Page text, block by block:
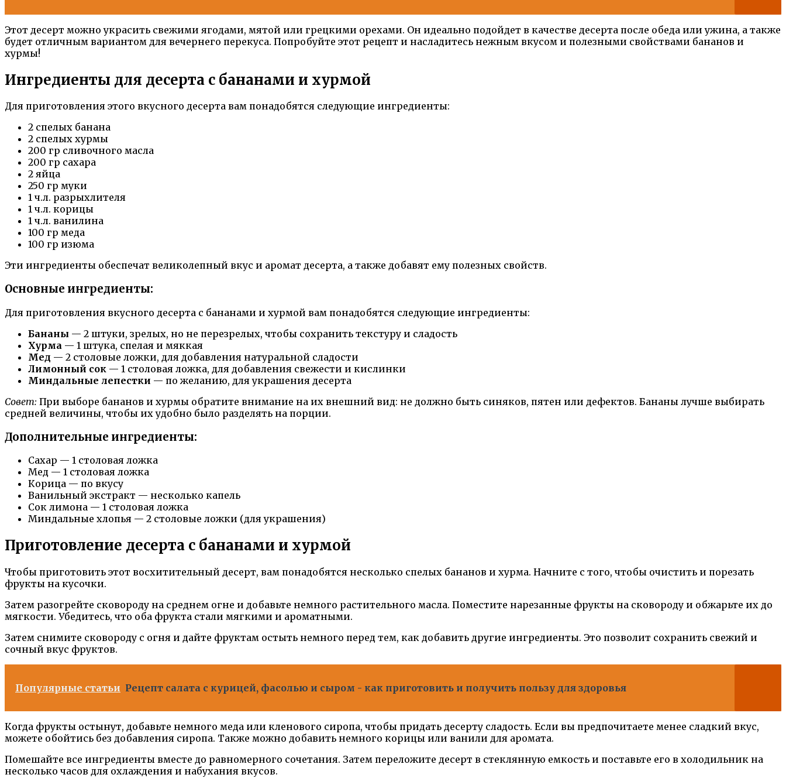
Этот десерт можно украсить свежими ягодами, мятой или грецкими орехами. Он идеально подойдет в качестве десерта после обеда или ужина, а также
будет отличным вариантом для вечернего перекуса. Попробуйте этот рецепт и насладитесь нежным вкусом и полезными свойствами бананов и
хурмы!
Ингредиенты для десерта с бананами и хурмой
Для приготовления этого вкусного десерта вам понадобятся следующие ингредиенты:
2 спелых банана
2 спелых хурмы
200 гр сливочного масла
200 гр сахара
2 яйца
250 гр муки
1 ч.л. разрыхлителя
1 ч.л. корицы
1 ч.л. ванилина
100 гр меда
100 гр изюма
Эти ингредиенты обеспечат великолепный вкус и аромат десерта, а также добавят ему полезных свойств.
Основные ингредиенты:
Для приготовления вкусного десерта с бананами и хурмой вам понадобятся следующие ингредиенты:
Бананы — 2 штуки, зрелых, но не перезрелых, чтобы сохранить текстуру и сладость
Хурма — 1 штука, спелая и мяккая
Мед — 2 столовые ложки, для добавления натуральной сладости
Лимонный сок — 1 столовая ложка, для добавления свежести и кислинки
Миндальные лепестки — по желанию, для украшения десерта
Совет: При выборе бананов и хурмы обратите внимание на их внешний вид: не должно быть синяков, пятен или дефектов. Бананы лучше выбирать
средней величины, чтобы их удобно было разделять на порции.
Дополнительные ингредиенты:
Сахар — 1 столовая ложка
Мед — 1 столовая ложка
Корица — по вкусу
Ванильный экстракт — несколько капель
Сок лимона — 1 столовая ложка
Миндальные хлопья — 2 столовые ложки (для украшения)
Приготовление десерта с бананами и хурмой
Чтобы приготовить этот восхитительный десерт, вам понадобятся несколько спелых бананов и хурма. Начните с того, чтобы очистить и порезать
фрукты на кусочки.
Затем разогрейте сковороду на среднем огне и добавьте немного растительного масла. Поместите нарезанные фрукты на сковороду и обжарьте их до
мягкости. Убедитесь, что оба фрукта стали мягкими и ароматными.
Затем снимите сковороду с огня и дайте фруктам остыть немного перед тем, как добавить другие ингредиенты. Это позволит сохранить свежий и
сочный вкус фруктов.
Популярные статьи Рецепт салата с курицей, фасолью и сыром - как приготовить и получить пользу для здоровья
Когда фрукты остынут, добавьте немного меда или кленового сиропа, чтобы придать десерту сладость. Если вы предпочитаете менее сладкий вкус,
можете обойтись без добавления сиропа. Также можно добавить немного корицы или ванили для аромата.
Помешайте все ингредиенты вместе до равномерного сочетания. Затем переложите десерт в стеклянную емкость и поставьте его в холодильник на
несколько часов для охлаждения и набухания вкусов.